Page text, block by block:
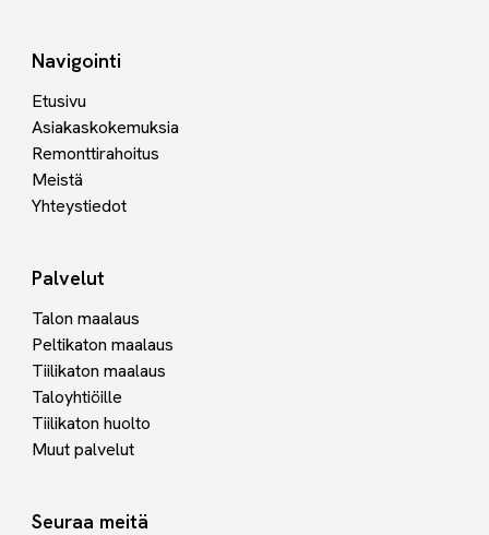
Navigointi
Etusivu
Asiakaskokemuksia
Remonttirahoitus
Meistä
Yhteystiedot
Palvelut
Talon maalaus
Peltikaton maalaus
Tiilikaton maalaus
Taloyhtiöille
Tiilikaton huolto
Muut palvelut
Seuraa meitä